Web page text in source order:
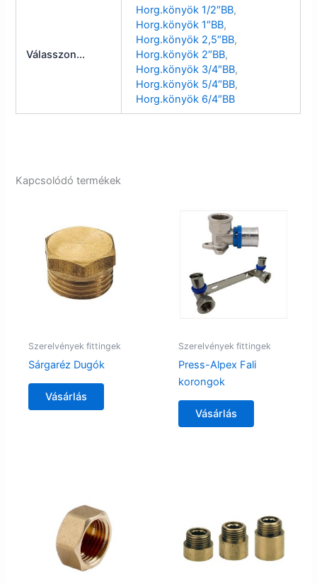
Válasszon...
Horg.könyök 1/2″BB,
Horg.könyök 1″BB,
Horg.könyök 2,5″BB,
Horg.könyök 2″BB,
Horg.könyök 3/4″BB,
Horg.könyök 5/4″BB,
Horg.könyök 6/4″BB
Kapcsolódó termékek
Szerelvények fittingek
Sárgaréz Dugók
Vásárlás
Szerelvények fittingek
Press-Alpex Fali
korongok
Vásárlás